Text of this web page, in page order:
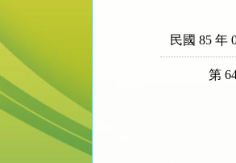
民國 85 年
第